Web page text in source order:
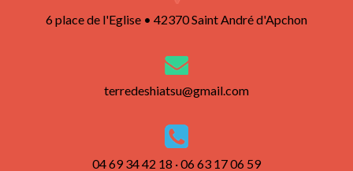
6 place de l'Eglise • 42370 Saint André d'Apchon
terredeshiatsu@gmail.com
04 69 34 42 18 · 06 63 17 06 59